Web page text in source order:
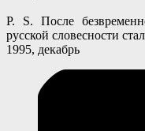
P. S. После
русской словесности
1995, декабрь